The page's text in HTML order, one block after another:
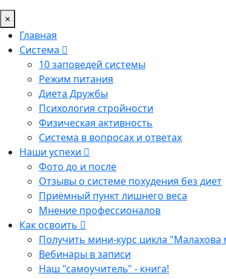
×
Главная
Система
10 заповедей системы
Режим питания
Диета Дружбы
Психология стройности
Физическая активность
Система в вопросах и ответах
Наши успехи
Фото до и после
Отзывы о системе похудения без диет
Приёмный пункт лишнего веса
Мнение профессионалов
Как освоить
Получить мини-курс цикла "Малахова
Вебинары в записи
Наш "самоучитель" - книга!